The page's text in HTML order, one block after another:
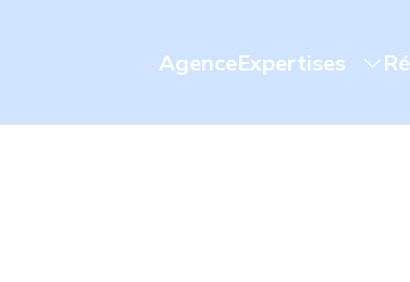
AgenceExpertises